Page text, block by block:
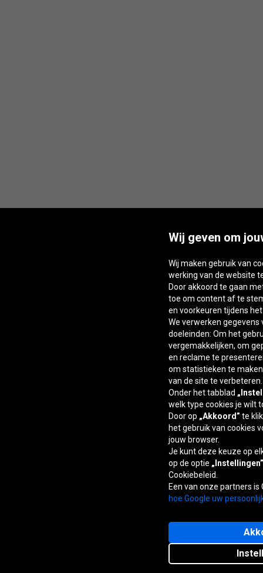
Wij geven om
Wij maken gebruik van
werking van de website
Door akkoord te gaan
toe om content af te
en voorkeuren tijdens
We verwerken gegevens
doeleinden: Om het
vergemakkelijken, om
en reclame te
om statistieken te
van de site te verbeteren.
Onder het tabblad
welk type cookies je wilt
Door op „Akkoord” te
het gebruik van cookies
jouw browser.
Je kunt deze keuze op
op de optie „Instellingen”
Cookiebeleid.
Een van onze partners is
hoe Google uw